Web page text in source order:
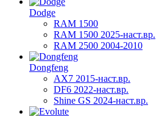
Dodge
RAM 1500
RAM 1500 2025-наст.вр.
RAM 2500 2004-2010
Dongfeng
AX7 2015-наст.вр.
DF6 2022-наст.вр.
Shine GS 2024-наст.вр.